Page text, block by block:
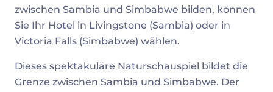
zwischen Sambia und Simbabwe bilden, können
Sie Ihr Hotel in Livingstone (Sambia) oder in
Victoria Falls (Simbabwe) wählen.
Dieses spektakuläre Naturschauspiel bildet die
Grenze zwischen Sambia und Simbabwe. Der